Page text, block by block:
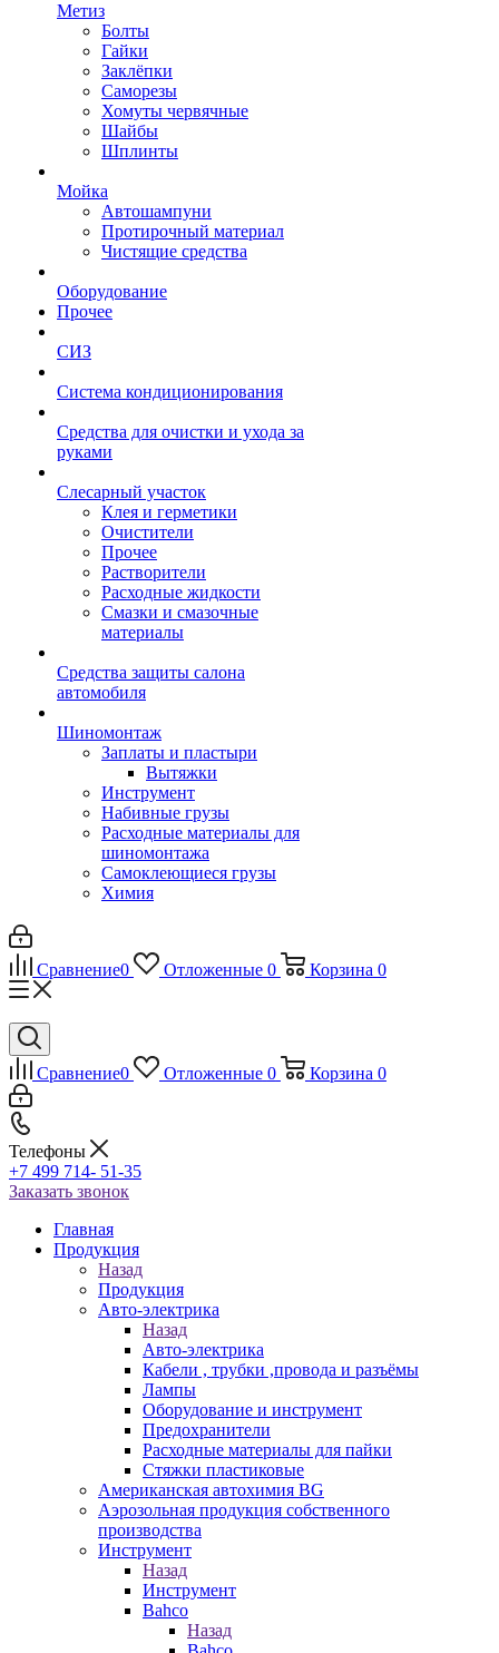
Метиз
Болты
Гайки
Заклёпки
Саморезы
Хомуты червячные
Шайбы
Шплинты
Мойка
Автошампуни
Протирочный материал
Чистящие средства
Оборудование
Прочее
СИЗ
Система кондиционирования
Средства для очистки и ухода за
руками
Слесарный участок
Клея и герметики
Очистители
Прочее
Растворители
Расходные жидкости
Смазки и смазочные
материалы
Средства защиты салона
автомобиля
Шиномонтаж
Заплаты и пластыри
Вытяжки
Инструмент
Набивные грузы
Расходные материалы для
шиномонтажа
Самоклеющиеся грузы
Химия
Сравнение0 Отложенные 0 Корзина 0
Сравнение0 Отложенные 0 Корзина 0
Телефоны
+7 499 714- 51-35
Заказать звонок
Главная
Продукция
Назад
Продукция
Авто-электрика
Назад
Авто-электрика
Кабели , трубки ,провода и разъёмы
Лампы
Оборудование и инструмент
Предохранители
Расходные материалы для пайки
Стяжки пластиковые
Американская автохимия BG
Аэрозольная продукция собственного
производства
Инструмент
Назад
Инструмент
Bahco
Назад